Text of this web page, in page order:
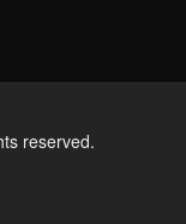
reserved.